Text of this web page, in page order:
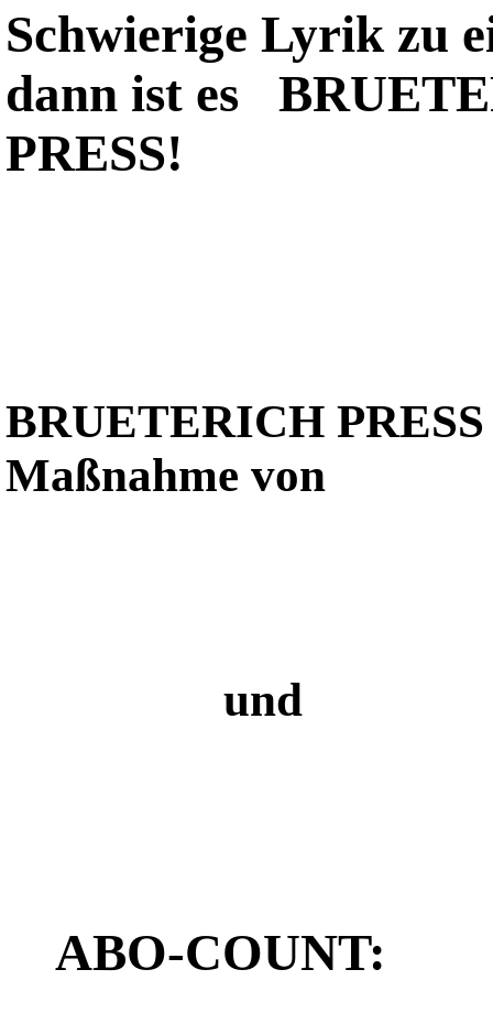
Schwierige Lyrik zu
dann ist es
PRESS!
BRUETERICH
Maßnahme von
und
ABO-COUNT: